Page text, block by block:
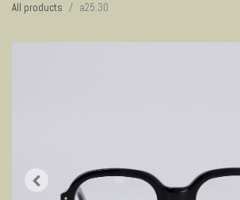
All products a25.30